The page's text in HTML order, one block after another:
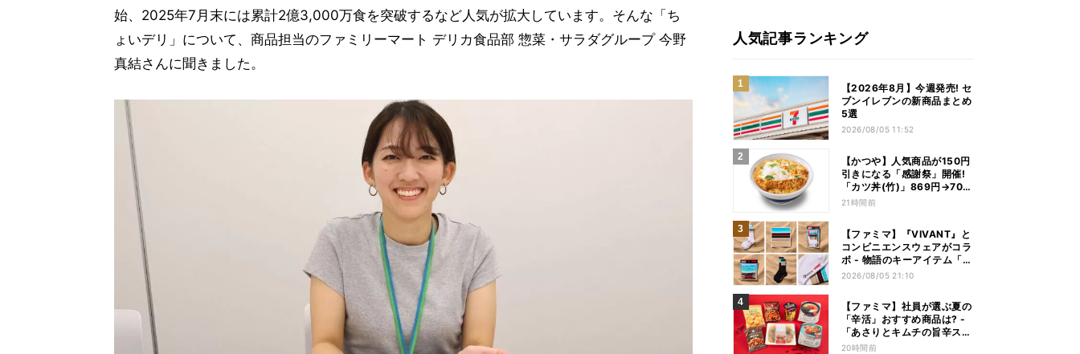
始、2025年7月末には累計2億3,000万食を突破するなど人気が拡大しています。そんな「ち
ょいデリ」について、商品担当のファミリーマート デリカ食品部 惣菜・サラダグループ 今野
真結さんに聞きました。
人気記事ランキング
【2026年8月】今週発売! セ
ブンイレブンの新商品まとめ
5選
2026/08/05 11:52
【かつや】人気商品が150円
引きになる「感謝祭」開催!
「カツ丼(竹)」869円→704
円、「ロースカツ定食」913
21時間前
【ファミマ】『VIVANT』と
コンビニエンスウェアがコラ
ボ - 物語のキーアイテム「別
班饅頭」も発売
2026/08/05 21:10
【ファミマ】社員が選ぶ夏の
「辛活」おすすめ商品は? -
「あさりとキムチの旨辛スン
ドゥブチゲ」「鬼金棒監修
20時間前